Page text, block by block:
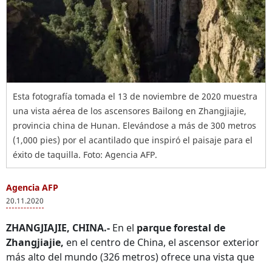
Esta fotografía tomada el 13 de noviembre de 2020 muestra
una vista aérea de los ascensores Bailong en Zhangjiajie,
provincia china de Hunan. Elevándose a más de 300 metros
(1,000 pies) por el acantilado que inspiró el paisaje para el
éxito de taquilla. Foto: Agencia AFP.
Agencia AFP
20.11.2020
ZHANGJIAJIE, CHINA.- En el parque forestal de
Zhangjiajie, en el centro de China, el ascensor exterior
más alto del mundo (326 metros) ofrece una vista que